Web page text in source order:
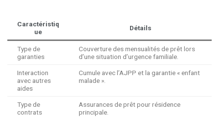
Caractéristiq
ue
Détails
Type de
garanties
Couverture des mensualités de prêt lors
d’une situation d’urgence familiale.
Interaction
avec autres
aides
Cumule avec l’AJPP et la garantie « enfant
malade ».
Type de
contrats
Assurances de prêt pour résidence
principale.